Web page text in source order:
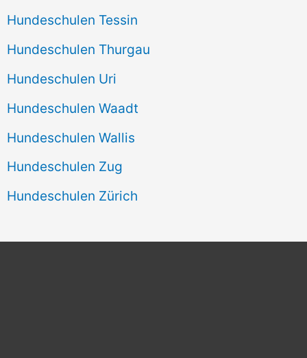
Hundeschulen Tessin
Hundeschulen Thurgau
Hundeschulen Uri
Hundeschulen Waadt
Hundeschulen Wallis
Hundeschulen Zug
Hundeschulen Zürich